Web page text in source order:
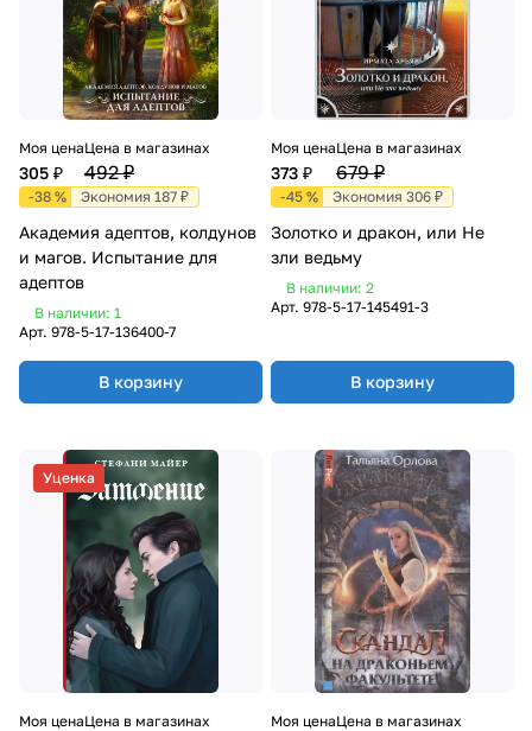
Моя цена
305 ₽
Цена в магазинах
492 ₽
-38 % Экономия 187 ₽
Академия адептов, колдунов
и магов. Испытание для
адептов
В наличии: 1
Арт. 978-5-17-136400-7
В корзину
Моя цена
373 ₽
Цена в магазинах
679 ₽
-45 % Экономия 306 ₽
Золотко и дракон, или Не
зли ведьму
В наличии: 2
Арт. 978-5-17-145491-3
В корзину
Уценка
Моя ценаЦена в магазинах Моя ценаЦена в магазинах